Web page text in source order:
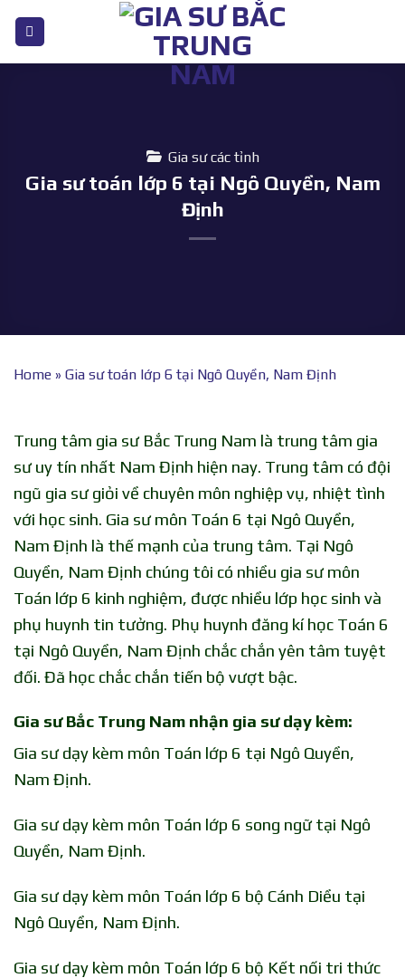
nội
Gia sư các tỉnh
Gia sư toán lớp 6 tại Ngô Quyền, Nam
Định
Home » Gia sư toán lớp 6 tại Ngô Quyền, Nam Định
Trung tâm gia sư Bắc Trung Nam là trung tâm gia
sư uy tín nhất Nam Định hiện nay. Trung tâm có đội
ngũ gia sư giỏi về chuyên môn nghiệp vụ, nhiệt tình
với học sinh. Gia sư môn Toán 6 tại Ngô Quyền,
Nam Định là thế mạnh của trung tâm. Tại Ngô
Quyền, Nam Định chúng tôi có nhiều gia sư môn
Toán lớp 6 kinh nghiệm, được nhiều lớp học sinh và
phụ huynh tin tưởng. Phụ huynh đăng kí học Toán 6
tại Ngô Quyền, Nam Định chắc chắn yên tâm tuyệt
đối. Đã học chắc chắn tiến bộ vượt bậc.
Gia sư Bắc Trung Nam nhận gia sư dạy kèm:
Gia sư dạy kèm môn Toán lớp 6 tại Ngô Quyền,
Nam Định.
Gia sư dạy kèm môn Toán lớp 6 song ngữ tại Ngô
Quyền, Nam Định.
Gia sư dạy kèm môn Toán lớp 6 bộ Cánh Diều tại
Ngô Quyền, Nam Định.
Gia sư dạy kèm môn Toán lớp 6 bộ Kết nối tri thức